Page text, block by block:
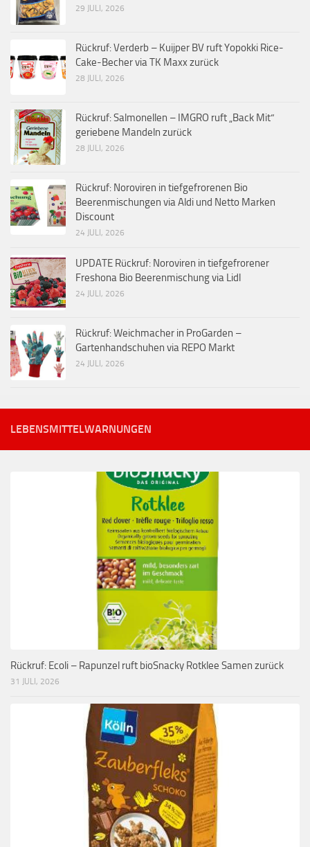
29 JULI, 2026
Rückruf: Verderb – Kuijper BV ruft Yopokki Rice-
Cake-Becher via TK Maxx zurück
28 JULI, 2026
Rückruf: Salmonellen – IMGRO ruft „Back Mit“
geriebene Mandeln zurück
28 JULI, 2026
Rückruf: Noroviren in tiefgefrorenen Bio
Beerenmischungen via Aldi und Netto Marken
Discount
24 JULI, 2026
UPDATE Rückruf: Noroviren in tiefgefrorener
Freshona Bio Beerenmischung via Lidl
24 JULI, 2026
Rückruf: Weichmacher in ProGarden –
Gartenhandschuhen via REPO Markt
24 JULI, 2026
LEBENSMITTELWARNUNGEN
Rückruf: Ecoli – Rapunzel ruft bioSnacky Rotklee Samen zurück
31 JULI, 2026